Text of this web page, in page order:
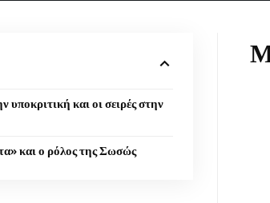
υποκριτική και οι σειρές στην
και ο ρόλος της Σωσώς